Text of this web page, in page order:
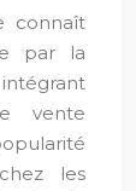
connaît
par la
vente
les